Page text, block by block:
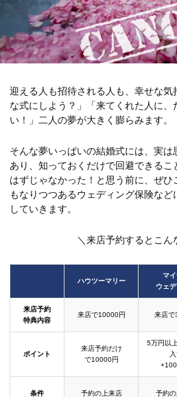
迎える人も招待される人も、幸せな
な式にしよう？」「来てくれた人に
い！」二人の夢が大きく膨らみます。
そんな夢いっぱいの結婚式には、実
あり、知っておくだけで回避できる
はずじゃなかった！と思う前に、ぜひ
もなりつつあるウェディング保険な
していきます。
＼来店予約するとこん
ハウツーマリー
マ
ウェ
来店予約
特典内容
来店で10000円 来店で
ポイント
来店予約だけ
で10000円
5万円以
条件 予約の上来店 予約